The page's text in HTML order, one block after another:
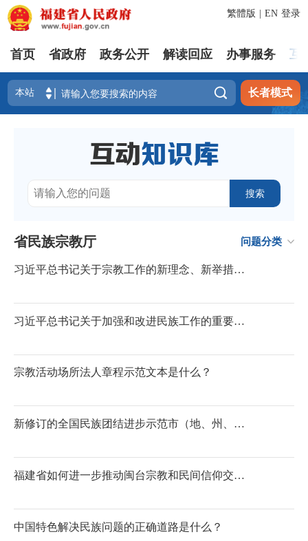
登录
繁體版 EN
首页 省政府 政务公开 解读回应 办事服务 互
 长者模式
问题分类
省民族宗教厅
习近平总书记关于宗教工作的新理念、新举措是什么？
习近平总书记关于加强和改进民族工作的重要思想是什么？
宗教活动场所法人章程示范文本是什么？
新修订的全国民族团结进步示范市（地、州、盟）和县（市、区、旗）测评指标有哪些？
福建省如何进一步推动闽台宗教和民间信仰交流？
中国特色解决民族问题的正确道路是什么？